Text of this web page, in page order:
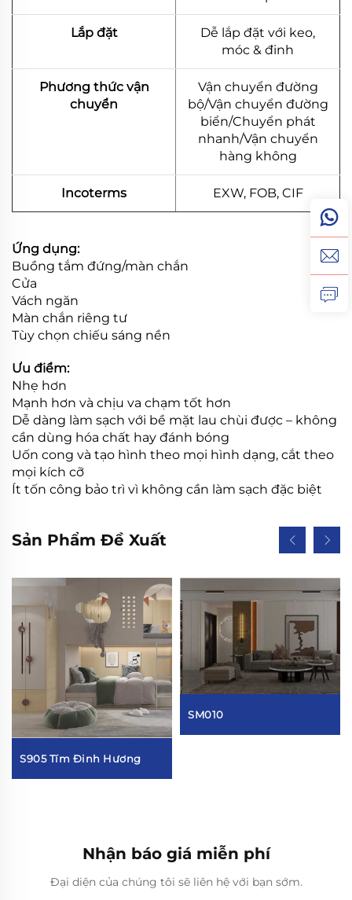
Lắp đặt
Dễ lắp đặt với keo,
móc & đinh
Phương thức vận
chuyển
Vận chuyển đường
bộ/Vận chuyển đường
biển/Chuyển phát
nhanh/Vận chuyển
hàng không
Incoterms EXW, FOB, CIF
Ứng dụng:
Buồng tắm đứng/màn chắn
Cửa
Vách ngăn
Màn chắn riêng tư
Tùy chọn chiếu sáng nền
Ưu điểm:
Nhẹ hơn
Mạnh hơn và chịu va chạm tốt hơn
Dễ dàng làm sạch với bề mặt lau chùi được – không
cần dùng hóa chất hay đánh bóng
Uốn cong và tạo hình theo mọi hình dạng, cắt theo
mọi kích cỡ
Ít tốn công bảo trì vì không cần làm sạch đặc biệt
Sản Phẩm Đề Xuất
S905 Tím Đinh Hương
SM010
Nhận báo giá miễn phí
Đại diện của chúng tôi sẽ liên hệ với bạn sớm.